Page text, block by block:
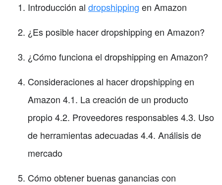
Introducción al dropshipping en Amazon
¿Es posible hacer dropshipping en Amazon?
¿Cómo funciona el dropshipping en Amazon?
Consideraciones al hacer dropshipping en
Amazon 4.1. La creación de un producto
propio 4.2. Proveedores responsables 4.3. Uso
de herramientas adecuadas 4.4. Análisis de
mercado
Cómo obtener buenas ganancias con